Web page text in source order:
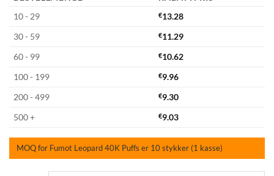
10 - 29
€13.28
30 - 59
€11.29
60 - 99
€10.62
100 - 199
€9.96
200 - 499
€9.30
500 +
€9.03
MOQ for Fumot Leopard 40K Puffs er 10 stykker (1 kasse)